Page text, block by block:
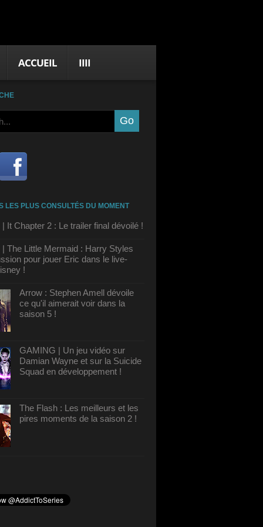
ACCUEIL IIII
LES PLUS CONSULTÉS DU MOMENT
It Chapter 2 : Le trailer final dévoilé !
The Little Mermaid : Harry Styles
pour jouer Eric dans le live-
!
Arrow : Stephen Amell dévoile
ce qu'il aimerait voir dans la
saison 5 !
GAMING | Un jeu vidéo sur
Damian Wayne et sur la Suicide
Squad en développement !
The Flash : Les meilleurs et les
pires moments de la saison 2 !